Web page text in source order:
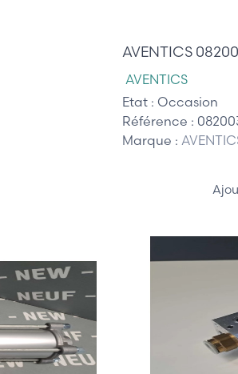
AVENTICS
AVENTICS
Etat : Occasion
Référence :
Marque :